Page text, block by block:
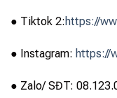
● Tiktok 2: https://
● Instagram: https://
● Zalo/ SĐT: